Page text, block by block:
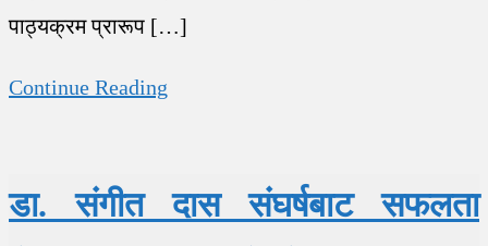
पाठ्यक्रम प्रारूप […]
Continue Reading
डा. संगीत दास संघर्षबाट सफलता